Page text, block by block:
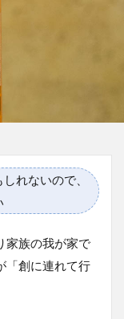
れないので、
家族の我が家で
「創に連れて行